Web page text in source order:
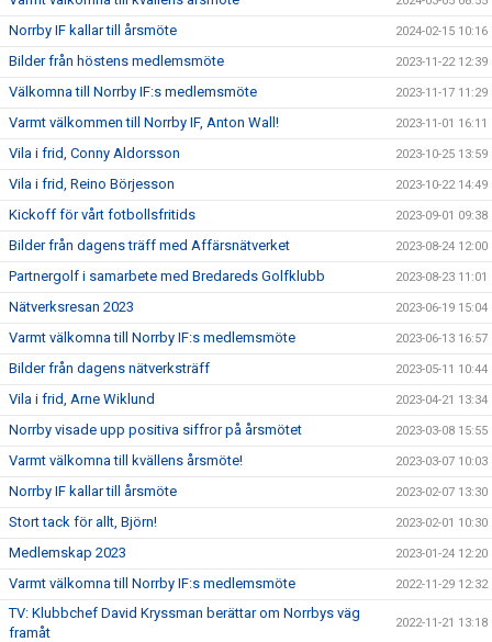
Norrby IF kallar till årsmöte 2024-02-15 10:16
Bilder från höstens medlemsmöte 2023-11-22 12:39
Välkomna till Norrby IF:s medlemsmöte 2023-11-17 11:29
Varmt välkommen till Norrby IF, Anton Wall! 2023-11-01 16:11
Vila i frid, Conny Aldorsson 2023-10-25 13:59
Vila i frid, Reino Börjesson 2023-10-22 14:49
Kickoff för vårt fotbollsfritids 2023-09-01 09:38
Bilder från dagens träff med Affärsnätverket 2023-08-24 12:00
Partnergolf i samarbete med Bredareds Golfklubb 2023-08-23 11:01
Nätverksresan 2023 2023-06-19 15:04
Varmt välkomna till Norrby IF:s medlemsmöte 2023-06-13 16:57
Bilder från dagens nätverksträff 2023-05-11 10:44
Vila i frid, Arne Wiklund 2023-04-21 13:34
Norrby visade upp positiva siffror på årsmötet 2023-03-08 15:55
Varmt välkomna till kvällens årsmöte! 2023-03-07 10:03
Norrby IF kallar till årsmöte 2023-02-07 13:30
Stort tack för allt, Björn! 2023-02-01 10:30
Medlemskap 2023 2023-01-24 12:20
Varmt välkomna till Norrby IF:s medlemsmöte 2022-11-29 12:32
TV: Klubbchef David Kryssman berättar om Norrbys väg
framåt
2022-11-21 13:18